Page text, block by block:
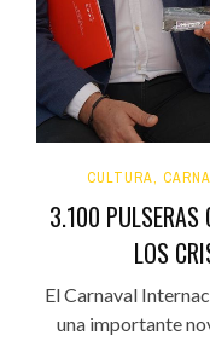
CULTURA,
3.100 PULSERAS
LOS
El Carnaval
una importante